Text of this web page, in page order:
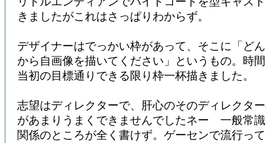
きましたがこれはさっぱりわからず。
デザイナーはでっかい枠があって、そこに「ど
から自画像を描いてください」というもの。時
当初の目標通りできる限り枠一杯描きました。
志望はディレクターで、肝心のそのディレクタ
があまりうまくできませんでしたネー 一般常
関係のところが全く書けず。ゲーセンで流行っ